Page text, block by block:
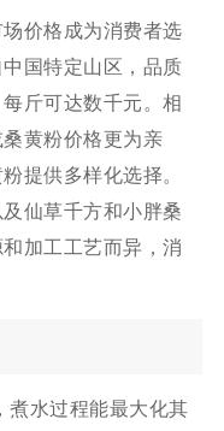
价格成为消费者选
国特定山区，品质
斤可达数千元。相
黄粉价格更为亲
提供多样化选择。
仙草千方和小胖桑
加工工艺而异，消
煮水过程能最大化其